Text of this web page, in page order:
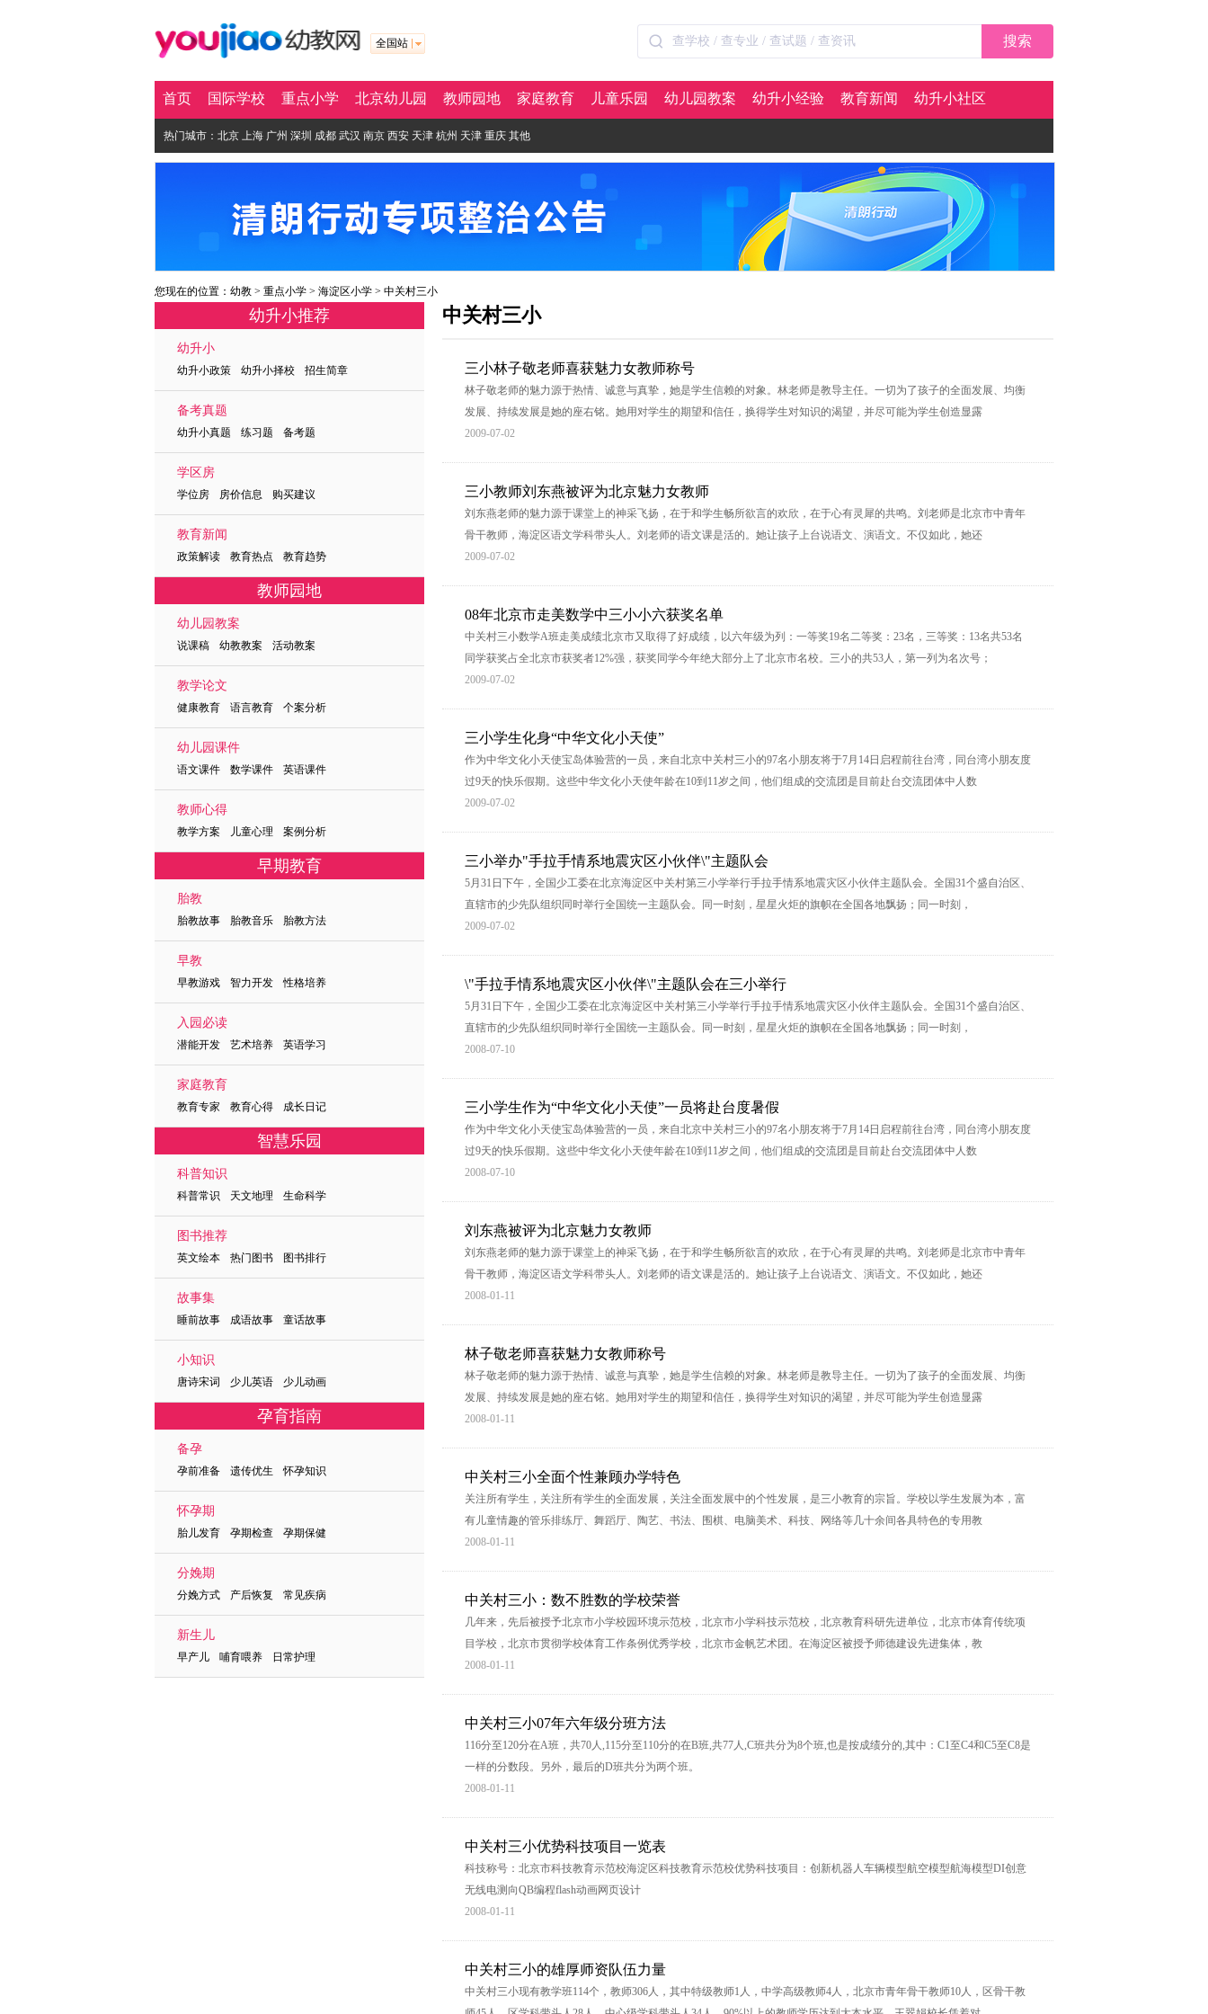
全国站 搜索
首页 国际学校 重点小学 北京幼儿园 教师园地 家庭教育 儿童乐园 幼儿园教案 幼升小经验 教育新闻 幼升小社区
热门城市： 北京 上海 广州 深圳 成都 武汉 南京 西安 天津 杭州 天津 重庆 其他
您现在的位置： 幼教 > 重点小学 > 海淀区小学 > 中关村三小
幼升小推荐
幼升小
幼升小政策 幼升小择校 招生简章
备考真题
幼升小真题 练习题 备考题
学区房
学位房 房价信息 购买建议
教育新闻
政策解读 教育热点 教育趋势
教师园地
幼儿园教案
说课稿 幼教教案 活动教案
教学论文
健康教育 语言教育 个案分析
幼儿园课件
语文课件 数学课件 英语课件
教师心得
教学方案 儿童心理 案例分析
早期教育
胎教
胎教故事 胎教音乐 胎教方法
早教
早教游戏 智力开发 性格培养
入园必读
潜能开发 艺术培养 英语学习
家庭教育
教育专家 教育心得 成长日记
智慧乐园
科普知识
科普常识 天文地理 生命科学
图书推荐
英文绘本 热门图书 图书排行
故事集
睡前故事 成语故事 童话故事
小知识
唐诗宋词 少儿英语 少儿动画
孕育指南
备孕
孕前准备 遗传优生 怀孕知识
怀孕期
胎儿发育 孕期检查 孕期保健
分娩期
分娩方式 产后恢复 常见疾病
新生儿
早产儿 哺育喂养 日常护理
中关村三小
三小林子敬老师喜获魅力女教师称号
林子敬老师的魅力源于热情、诚意与真挚，她是学生信赖的对象。林老师是教导主任。一切为了孩子的全面发展、均衡
发展、持续发展是她的座右铭。她用对学生的期望和信任，换得学生对知识的渴望，并尽可能为学生创造显露
2009-07-02
三小教师刘东燕被评为北京魅力女教师
刘东燕老师的魅力源于课堂上的神采飞扬，在于和学生畅所欲言的欢欣，在于心有灵犀的共鸣。刘老师是北京市中青年
骨干教师，海淀区语文学科带头人。刘老师的语文课是活的。她让孩子上台说语文、演语文。不仅如此，她还
2009-07-02
08年北京市走美数学中三小小六获奖名单
中关村三小数学A班走美成绩北京市又取得了好成绩，以六年级为列：一等奖19名二等奖：23名，三等奖：13名共53名
同学获奖占全北京市获奖者12%强，获奖同学今年绝大部分上了北京市名校。三小的共53人，第一列为名次号；
2009-07-02
三小学生化身“中华文化小天使”
作为中华文化小天使宝岛体验营的一员，来自北京中关村三小的97名小朋友将于7月14日启程前往台湾，同台湾小朋友度
过9天的快乐假期。这些中华文化小天使年龄在10到11岁之间，他们组成的交流团是目前赴台交流团体中人数
2009-07-02
三小举办"手拉手情系地震灾区小伙伴\"主题队会
5月31日下午，全国少工委在北京海淀区中关村第三小学举行手拉手情系地震灾区小伙伴主题队会。全国31个盛自治区、
直辖市的少先队组织同时举行全国统一主题队会。同一时刻，星星火炬的旗帜在全国各地飘扬；同一时刻，
2009-07-02
\"手拉手情系地震灾区小伙伴\"主题队会在三小举行
5月31日下午，全国少工委在北京海淀区中关村第三小学举行手拉手情系地震灾区小伙伴主题队会。全国31个盛自治区、
直辖市的少先队组织同时举行全国统一主题队会。同一时刻，星星火炬的旗帜在全国各地飘扬；同一时刻，
2008-07-10
三小学生作为“中华文化小天使”一员将赴台度暑假
作为中华文化小天使宝岛体验营的一员，来自北京中关村三小的97名小朋友将于7月14日启程前往台湾，同台湾小朋友度
过9天的快乐假期。这些中华文化小天使年龄在10到11岁之间，他们组成的交流团是目前赴台交流团体中人数
2008-07-10
刘东燕被评为北京魅力女教师
刘东燕老师的魅力源于课堂上的神采飞扬，在于和学生畅所欲言的欢欣，在于心有灵犀的共鸣。刘老师是北京市中青年
骨干教师，海淀区语文学科带头人。刘老师的语文课是活的。她让孩子上台说语文、演语文。不仅如此，她还
2008-01-11
林子敬老师喜获魅力女教师称号
林子敬老师的魅力源于热情、诚意与真挚，她是学生信赖的对象。林老师是教导主任。一切为了孩子的全面发展、均衡
发展、持续发展是她的座右铭。她用对学生的期望和信任，换得学生对知识的渴望，并尽可能为学生创造显露
2008-01-11
中关村三小全面个性兼顾办学特色
关注所有学生，关注所有学生的全面发展，关注全面发展中的个性发展，是三小教育的宗旨。学校以学生发展为本，富
有儿童情趣的管乐排练厅、舞蹈厅、陶艺、书法、围棋、电脑美术、科技、网络等几十余间各具特色的专用教
2008-01-11
中关村三小：数不胜数的学校荣誉
几年来，先后被授予北京市小学校园环境示范校，北京市小学科技示范校，北京教育科研先进单位，北京市体育传统项
目学校，北京市贯彻学校体育工作条例优秀学校，北京市金帆艺术团。在海淀区被授予师德建设先进集体，教
2008-01-11
中关村三小07年六年级分班方法
116分至120分在A班，共70人,115分至110分的在B班,共77人,C班共分为8个班,也是按成绩分的,其中：C1至C4和C5至C8是
一样的分数段。另外，最后的D班共分为两个班。
2008-01-11
中关村三小优势科技项目一览表
科技称号：北京市科技教育示范校海淀区科技教育示范校优势科技项目：创新机器人车辆模型航空模型航海模型DI创意
无线电测向QB编程flash动画网页设计
2008-01-11
中关村三小的雄厚师资队伍力量
中关村三小现有教学班114个，教师306人，其中特级教师1人，中学高级教师4人，北京市青年骨干教师10人，区骨干教